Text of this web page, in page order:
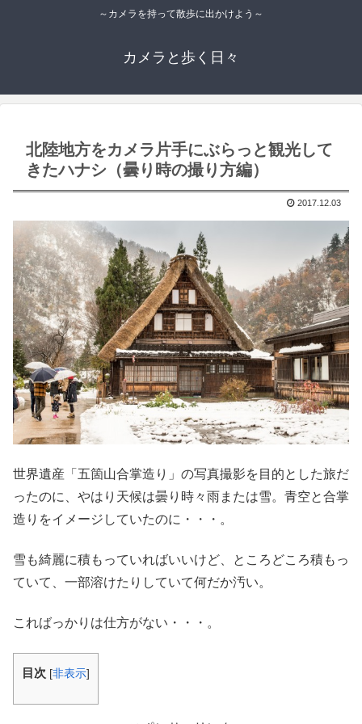
～カメラを持って散歩に出かけよう～
カメラと歩く日々
北陸地方をカメラ片手にぶらっと観光して
きたハナシ（曇り時の撮り方編）
2017.12.03
世界遺産「五箇山合掌造り」の写真撮影を目的とした旅だ
ったのに、やはり天候は曇り時々雨または雪。青空と合掌
造りをイメージしていたのに・・・。
雪も綺麗に積もっていればいいけど、ところどころ積もっ
ていて、一部溶けたりしていて何だか汚い。
こればっかりは仕方がない・・・。
目次 [非表示]